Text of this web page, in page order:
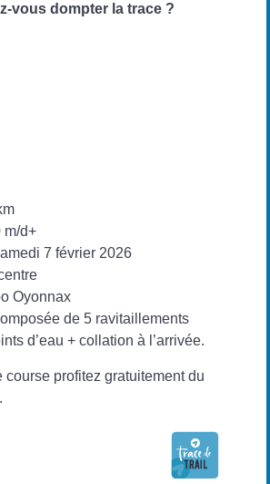
vous dompter la trace ?
m/d+
7 février 2026
Oyonnax
de 5 ravitaillements
d’eau + collation à l’arrivée.
course profitez gratuitement du